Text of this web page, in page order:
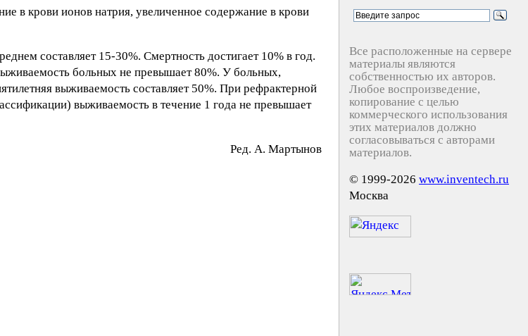
в крови ионов натрия, увеличенное содержание в крови
составляет 15-30%. Смертность достигает 10% в год.
больных не превышает 80%. У больных,
выживаемость составляет 50%. При рефрактерной
выживаемость в течение 1 года не превышает
Peд. A. Mapтынoв
Все расположенные на сервере
материалы являются
собственностью их авторов.
Любое воспроизведение,
копирование с целью
коммерческого использования
этих материалов должно
согласовываться с авторами
материалов.
© 1999-2026 www.inventech.ru
Москва